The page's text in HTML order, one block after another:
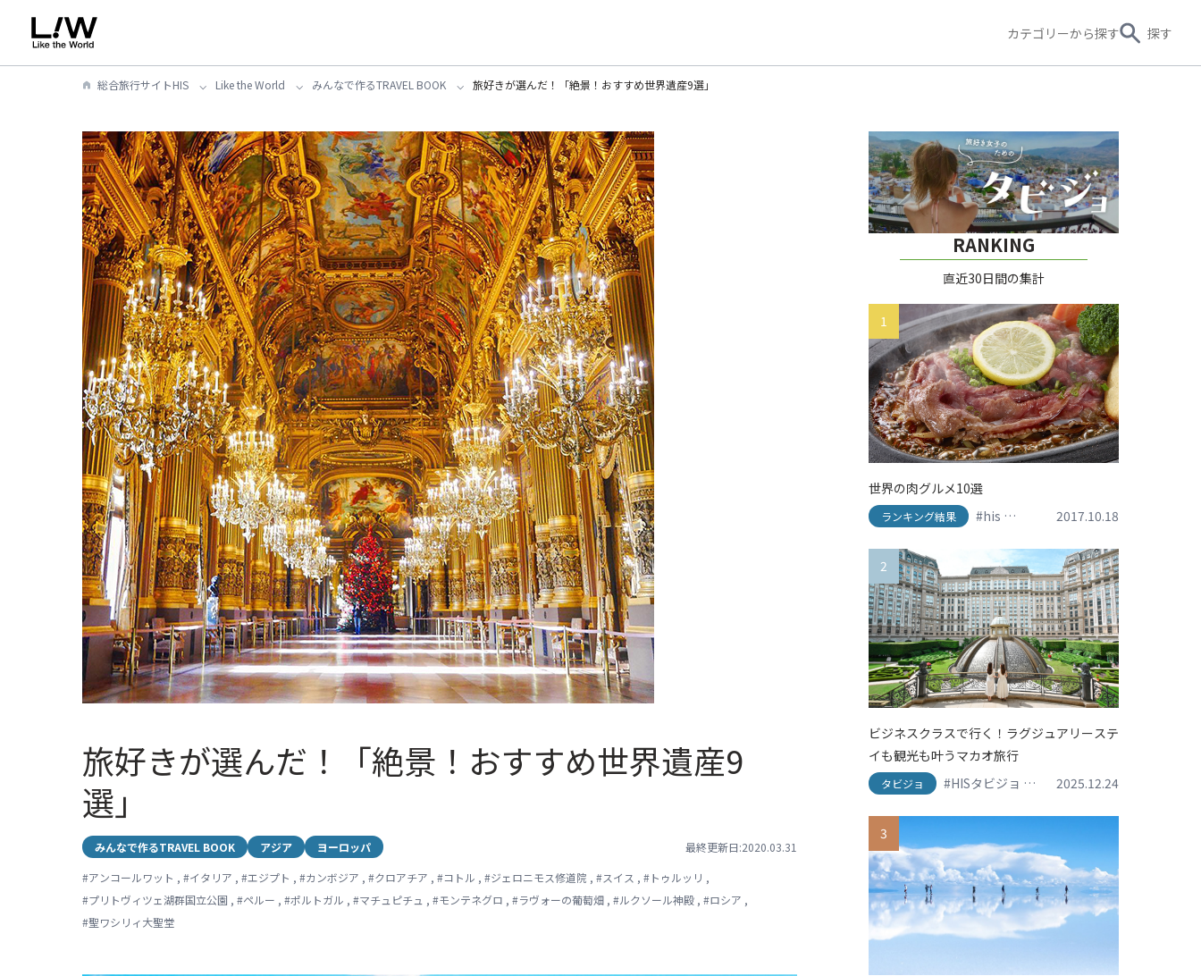
カテゴリーから探す 探す
総合旅行サイトHIS Like the World みんなで作るTRAVEL BOOK 旅好きが選んだ！「絶景！おすすめ世界遺産9選」
旅好きが選んだ！「絶景！おすすめ世界遺産9
選」
みんなで作るTRAVEL BOOK アジア
ヨーロッパ
#アンコールワット , #イタリア , #エジプト , #カンボジア , #クロアチア , #コトル , #ジェロニモス修道院 , #スイス , #トゥルッリ ,
#プリトヴィツェ湖群国立公園 , #ペルー , #ポルトガル , #マチュピチュ , #モンテネグロ , #ラヴォーの葡萄畑 , #ルクソール神殿 , #ロシア ,
#聖ワシリィ大聖堂
最終更新日:2020.03.31
RANKING
直近30日間の集計
1
世界の肉グルメ10選
ランキング結果 #his #travel #アメリカ
2017.10.18
2
ビジネスクラスで行く！ラグジュアリーステ
イも観光も叶うマカオ旅行
タビジョ #HISタビジョ #HISタビジョレポーター
2025.12.24
3